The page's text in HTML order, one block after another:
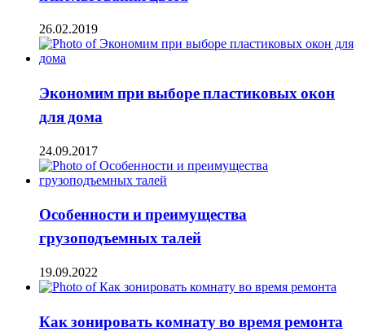
26.02.2019
Экономим при выборе пластиковых окон
для дома
24.09.2017
Особенности и преимущества
грузоподъемных талей
19.09.2022
Как зонировать комнату во время ремонта